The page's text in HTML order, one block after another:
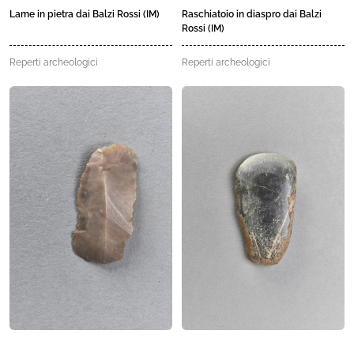
Lame in pietra dai Balzi Rossi (IM)
Reperti archeologici
Raschiatoio in diaspro dai Balzi
Rossi (IM)
Reperti archeologici